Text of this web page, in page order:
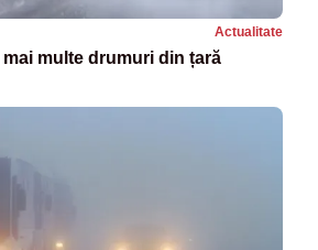
Actualitate
multe drumuri din țară